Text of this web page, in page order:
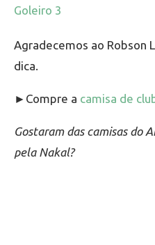
Agradecemos ao Robson
dica.
►Compre a camisa de
Gostaram das camisas do
pela Nakal?